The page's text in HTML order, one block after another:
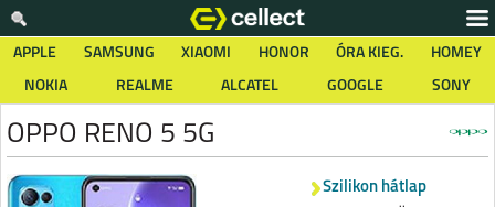
APPLE SAMSUNG XIAOMI HONOR ÓRA KIEG.
HOMEY
NOKIA
REALME ALCATEL GOOGLE SONY
OPPO RENO 5 5G
Szilikon hátlap